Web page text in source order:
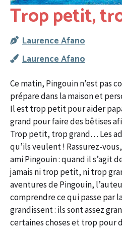
Trop petit,
Laurence Afano
Laurence Afano
Ce matin, Pingouin n’est pas
prépare dans la maison et
Il est trop petit pour aider
grand pour faire des bêtises
Trop petit, trop grand… Les
qu’ils veulent ! Rassurez-
ami Pingouin : quand il s’agit
jamais ni trop petit, ni trop
aventures de Pingouin,
comprendre ce qui passe par
grandissent : ils sont assez
certaines choses et trop pour